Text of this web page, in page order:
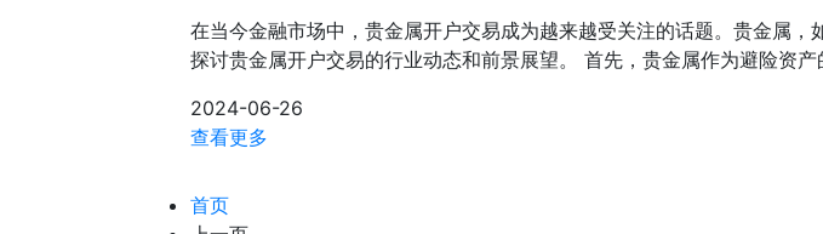
在当今金融市场中，贵金属开户交易成为越来越受关注的话题。贵金属
探讨贵金属开户交易的行业动态和前景展望。 首先，贵金属作为避险资
2024-06-26
查看更多
首页